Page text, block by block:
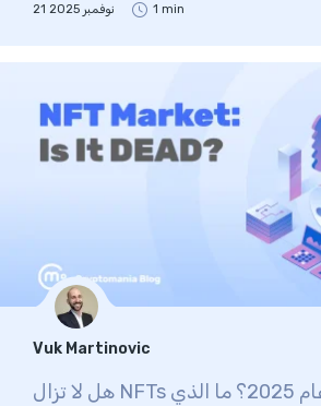
21 نوفمبر 2025 1 min
Vuk Martinovic
هل لا تزال NFTs موجودة في عام 2025؟ ما الذي